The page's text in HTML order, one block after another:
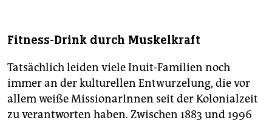
Fitness-Drink durch Muskelkraft
Tatsächlich leiden viele Inuit-Familien noch
immer an der kulturellen Entwurzelung, die vor
allem weiße MissionarInnen seit der Kolonialzeit
zu verantworten haben. Zwischen 1883 und 1996